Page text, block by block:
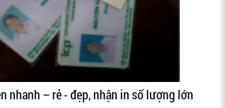
nhanh – rẻ - đẹp, nhận in số lượng lớn